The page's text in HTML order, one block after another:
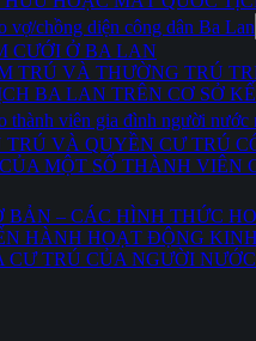
vợ/chồng diện công dân Ba Lan
CƯỚI Ở BA LAN
TRÚ VÀ THƯỜNG TRÚ
BA LAN TRÊN CƠ SỞ
thành viên gia đình người nước
VÀ QUYỀN CƯ TRÚ
MỘT SỐ THÀNH VIÊN
BẢN – CÁC HÌNH THỨC
HÀNH HOẠT ĐỘNG
CƯ TRÚ CỦA NGƯỜI